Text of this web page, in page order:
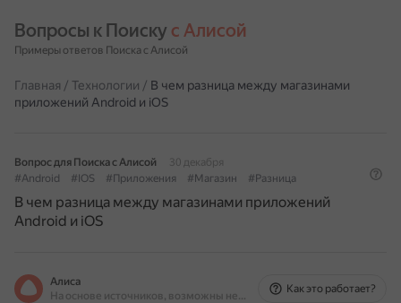
Вопросы к Поиску с Алисой
Примеры ответов Поиска с Алисой
Главная / Технологии / В чем разница между магазинами
приложений Android и iOS
Вопрос для Поиска с Алисой
30 декабря
#Android
#IOS #Приложения #Магазин #Разница
В чем разница между магазинами приложений
Android и iOS
Алиса
На основе источников, возможны неточности
Как это работает?